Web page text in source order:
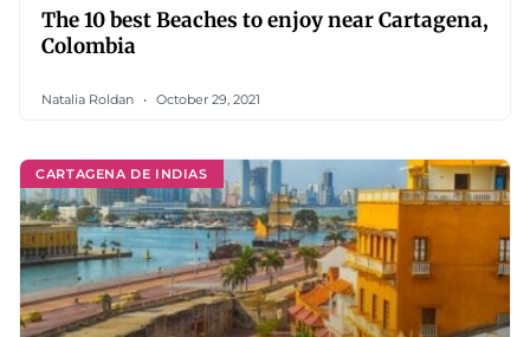
The 10 best Beaches to enjoy near Cartagena,
Colombia
Natalia Roldan October 29, 2021
CARTAGENA DE INDIAS